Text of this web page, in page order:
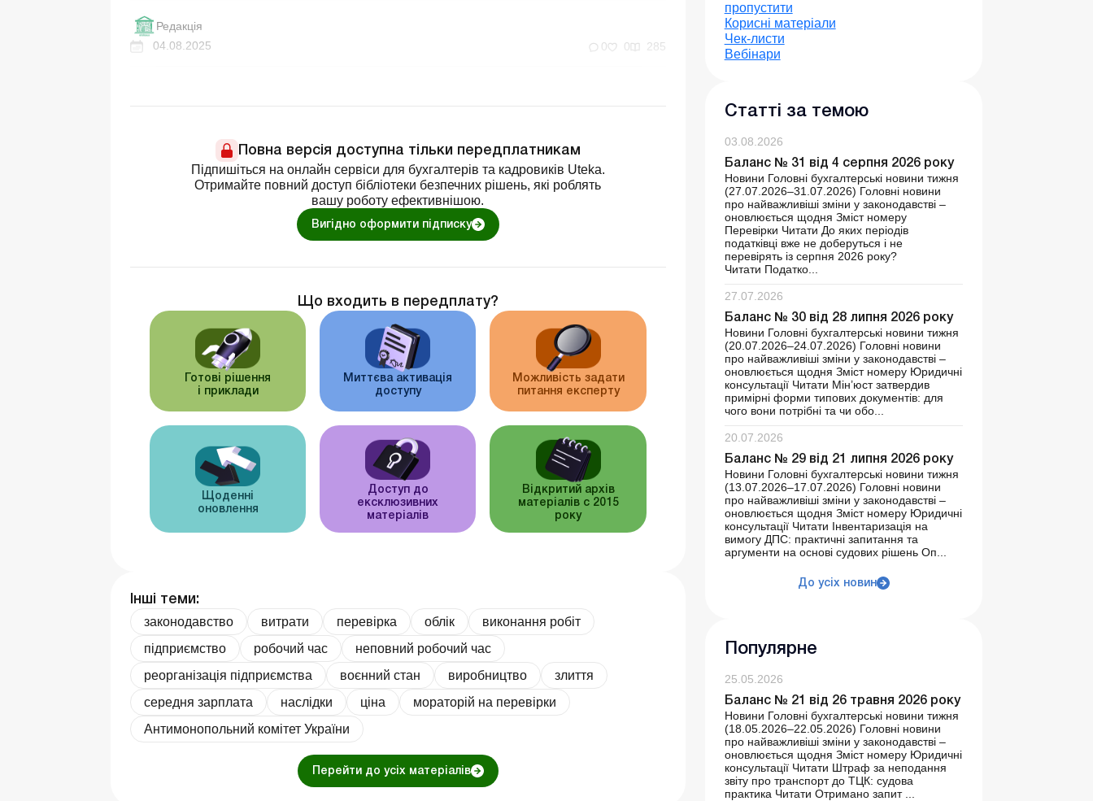
Редакція
04.08.2025
0 0 285
Повна версія доступна тільки передплатникам
Підпишіться на онлайн сервіси для бухгалтерів та кадровиків Uteka.
Отримайте повний доступ бібліотеки безпечних рішень, які роблять
вашу роботу ефективнішою.
Вигідно оформити підписку
Що входить в передплату?
Готові рішення
і приклади
Миттєва активація
доступу
Можливість задати
питання експерту
Щоденні
оновлення
Доступ до
ексклюзивних
матеріалів
Відкритий архів
матеріалів c 2015
року
Інші теми:
законодавство витрати перевірка облік
виконання робіт
підприємство
робочий час
неповний робочий час
реорганізація підприємства
воєнний стан виробництво
злиття
середня зарплата
наслідки ціна
мораторій на перевірки
Антимонопольний комітет України
Перейти до усіх матеріалів
пропустити
Корисні матеріали
Чек-листи
Вебінари
Статті за темою
03.08.2026
Баланс № 31 від 4 серпня 2026 року
Новини Головні бухгалтерські новини тижня
(27.07.2026–31.07.2026) Головні новини
про найважливіші зміни у законодавстві –
оновлюється щодня Зміст номеру
Перевірки Читати До яких періодів
податківці вже не доберуться і не
перевірять із серпня 2026 року?
Читати Податко...
27.07.2026
Баланс № 30 від 28 липня 2026 року
Новини Головні бухгалтерські новини тижня
(20.07.2026–24.07.2026) Головні новини
про найважливіші зміни у законодавстві –
оновлюється щодня Зміст номеру Юридичні
консультації Читати Мін’юст затвердив
примірні форми типових документів: для
чого вони потрібні та чи обо...
20.07.2026
Баланс № 29 від 21 липня 2026 року
Новини Головні бухгалтерські новини тижня
(13.07.2026–17.07.2026) Головні новини
про найважливіші зміни у законодавстві –
оновлюється щодня Зміст номеру Юридичні
консультації Читати Інвентаризація на
вимогу ДПС: практичні запитання та
аргументи на основі судових рішень Оп...
До усіх новин
Популярне
25.05.2026
Баланс № 21 від 26 травня 2026 року
Новини Головні бухгалтерські новини тижня
(18.05.2026–22.05.2026) Головні новини
про найважливіші зміни у законодавстві –
оновлюється щодня Зміст номеру Юридичні
консультації Читати Штраф за неподання
звіту про транспорт до ТЦК: судова
практика Читати Отримано запит ...